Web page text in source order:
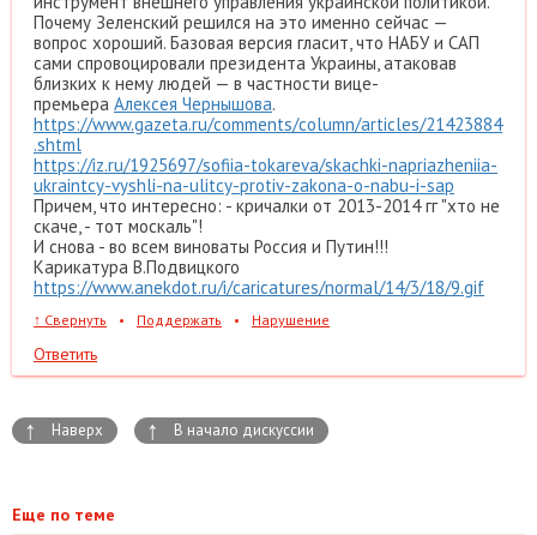
Почему Зеленский решился на это именно сейчас —
вопрос хороший. Базовая версия гласит, что НАБУ и САП
сами спровоцировали президента Украины, атаковав
близких к нему людей — в частности вице-
премьера Алексея Чернышова.
https://www.gazeta.ru/comments/column/articles/21423884
.shtml
https://iz.ru/1925697/sofiia-tokareva/skachki-napriazheniia-
ukraintcy-vyshli-na-ulitcy-protiv-zakona-o-nabu-i-sap
Причем, что интересно: - кричалки от 2013-2014 гг "хто не
скаче, - тот москаль"!
И снова - во всем виноваты Россия и Путин!!!
Карикатура В.Подвицкого
https://www.anekdot.ru/i/caricatures/normal/14/3/18/9.gif
↑ Свернуть • Поддержать • Нарушение
Ответить
↑ Наверх ↑ В начало дискуссии
Еще по теме